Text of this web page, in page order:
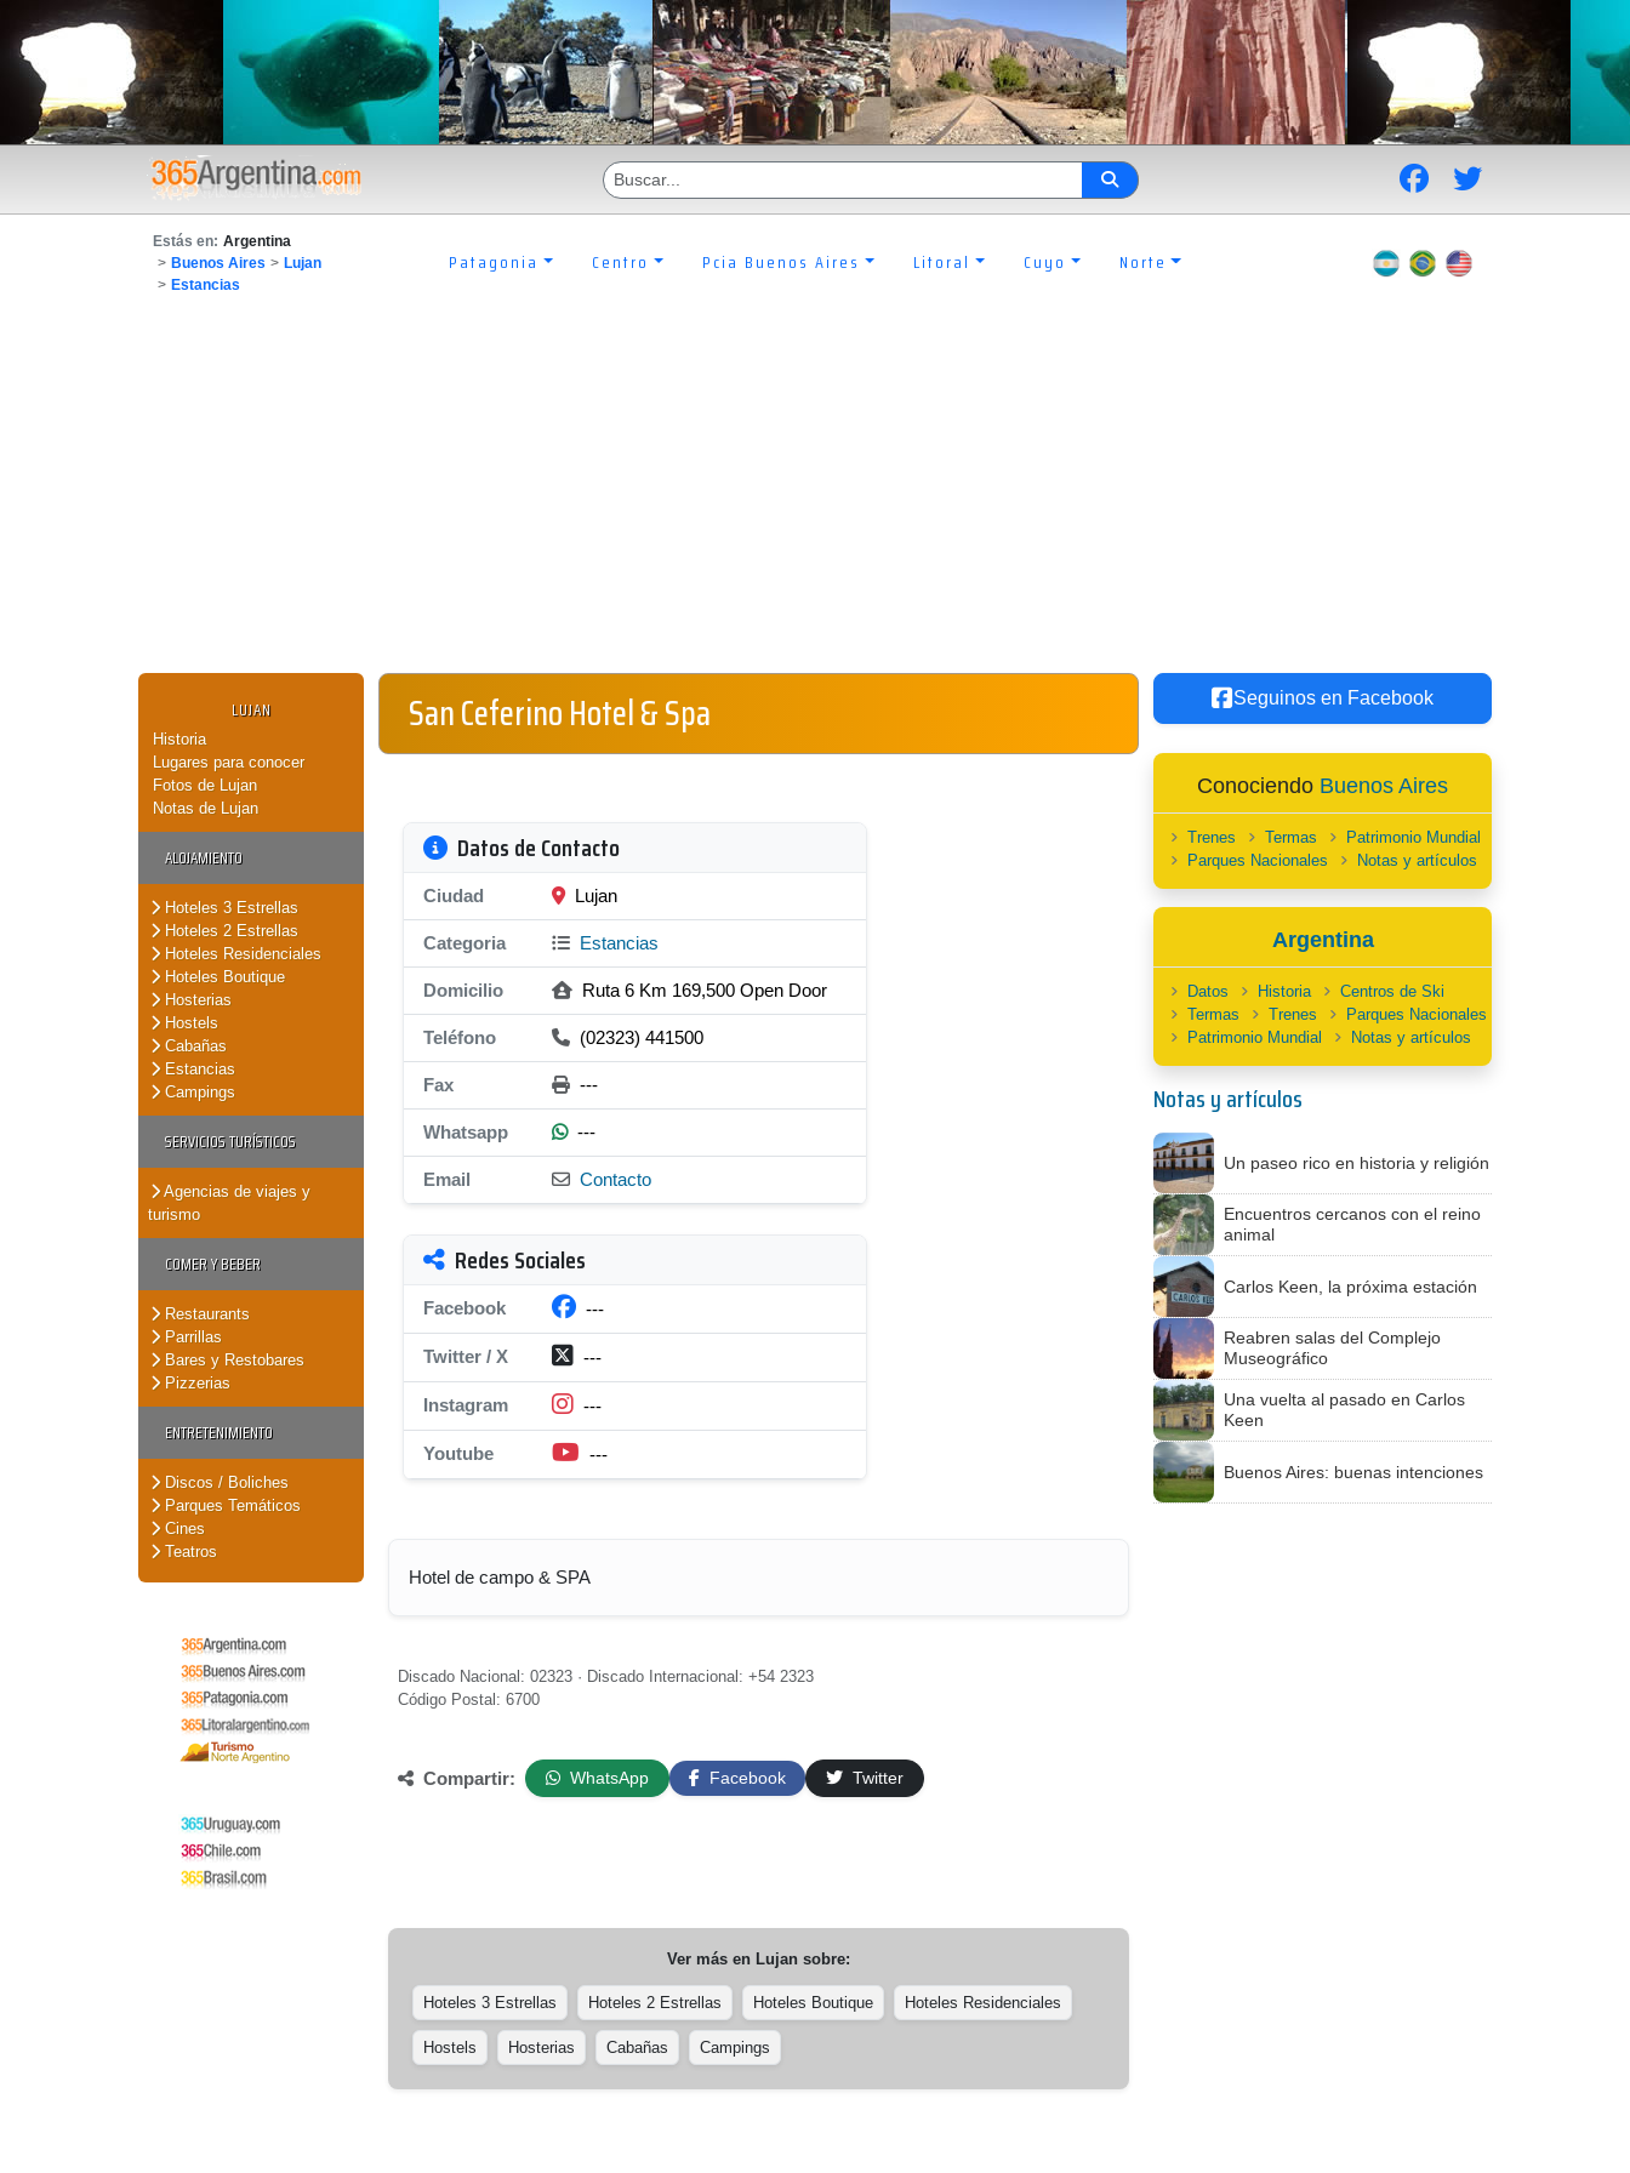
Estás en: Argentina
> Buenos Aires > Lujan
> Estancias
Patagonia Centro Pcia Buenos Aires Litoral Cuyo Norte
LUJAN
Historia
Lugares para conocer
Fotos de Lujan
Notas de Lujan
ALOJAMIENTO
Hoteles 3 Estrellas
Hoteles 2 Estrellas
Hoteles Residenciales
Hoteles Boutique
Hosterias
Hostels
Cabañas
Estancias
Campings
SERVICIOS TURÍSTICOS
Agencias de viajes y
turismo
COMER Y BEBER
Restaurants
Parrillas
Bares y Restobares
Pizzerias
ENTRETENIMIENTO
Discos / Boliches
Parques Temáticos
Cines
Teatros
San Ceferino Hotel & Spa
Datos de Contacto
Ciudad Lujan
Categoria Estancias
Domicilio Ruta 6 Km 169,500 Open Door
Teléfono (02323) 441500
Fax ---
Whatsapp ---
Email Contacto
Redes Sociales
Facebook ---
Twitter / X ---
Instagram ---
Youtube ---
Hotel de campo & SPA
Discado Nacional: 02323 · Discado Internacional: +54 2323
Código Postal: 6700
Compartir: WhatsApp Facebook Twitter
Ver más en Lujan sobre:
Hoteles 3 Estrellas Hoteles 2 Estrellas Hoteles Boutique Hoteles Residenciales
Hostels Hosterias Cabañas Campings
Seguinos en Facebook
Conociendo Buenos Aires
Trenes Termas
Patrimonio Mundial
Parques Nacionales
Notas y artículos
Argentina
Datos Historia
Centros de Ski
Termas
Trenes
Parques Nacionales
Patrimonio Mundial
Notas y artículos
Notas y artículos
Un paseo rico en historia y religión
Encuentros cercanos con el reino
animal
Carlos Keen, la próxima estación
Reabren salas del Complejo
Museográfico
Una vuelta al pasado en Carlos
Keen
Buenos Aires: buenas intenciones